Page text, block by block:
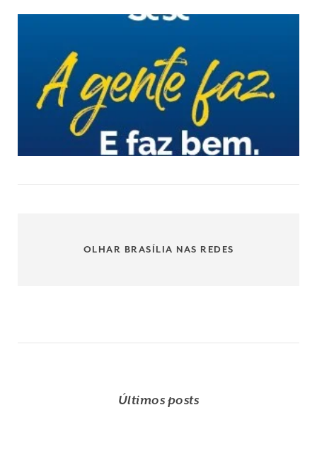
OLHAR BRASÍLIA NAS REDES
Últimos posts